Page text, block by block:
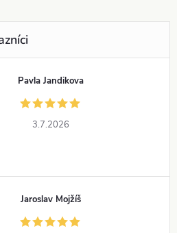
Pavla Jandikova
3.7.2026
Jaroslav Mojžíš